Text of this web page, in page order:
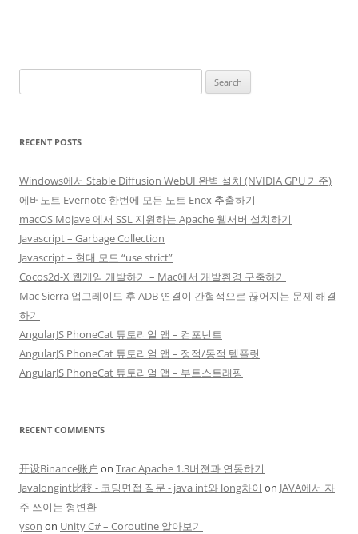
for:
RECENT POSTS
Windows에서 Stable Diffusion WebUI 완벽 설치 (NVIDIA GPU 기준)
에버노트 Evernote 한번에 모든 노트 Enex 추출하기
macOS Mojave 에서 SSL 지원하는 Apache 웹서버 설치하기
Javascript – Garbage Collection
Javascript – 현대 모드 “use strict”
Cocos2d-X 웹게임 개발하기 – Mac에서 개발환경 구축하기
Mac Sierra 업그레이드 후 ADB 연결이 간헐적으로 끊어지는 문제 해결
하기
AngularJS PhoneCat 튜토리얼 앱 – 컴포넌트
AngularJS PhoneCat 튜토리얼 앱 – 정적/동적 템플릿
AngularJS PhoneCat 튜토리얼 앱 – 부트스트래핑
RECENT COMMENTS
开设Binance账户 on Trac Apache 1.3버젼과 연동하기
Javalongint比較 - 코딩면접 질문 - java int와 long차이 on JAVA에서 자
주 쓰이는 형변환
yson on Unity C# – Coroutine 알아보기